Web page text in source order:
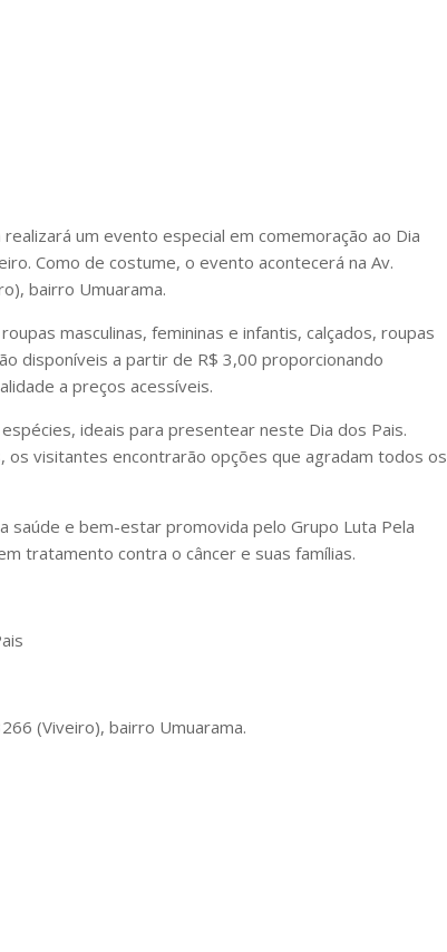
um evento especial em comemoração ao Dia
Como de costume, o evento acontecerá na Av.
bairro Umuarama.
masculinas, femininas e infantis, calçados, roupas
disponíveis a partir de R$ 3,00 proporcionando
a preços acessíveis.
ideais para presentear neste Dia dos Pais.
os visitantes encontrarão opções que agradam todos os
saúde e bem-estar promovida pelo Grupo Luta Pela
tratamento contra o câncer e suas famílias.
(Viveiro), bairro Umuarama.